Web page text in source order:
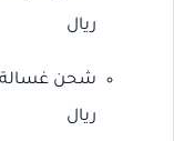
ريال
ريال